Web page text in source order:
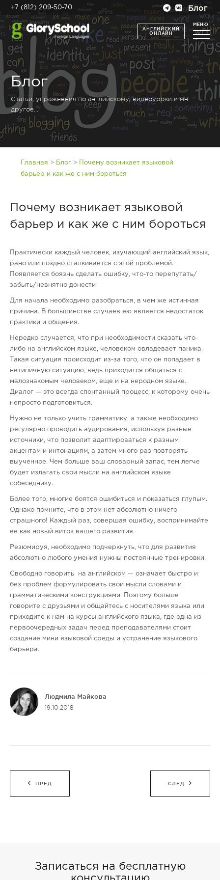
+7 (812) 209-50-70 Блог
АНГЛИЙСКИЙ
ОНЛАЙН
МЕНЮ
Блог
Статьи, упражнения по английскому, видеоуроки и мн.
другое...
Главная > Блог > Почему возникает языковой
барьер и как же с ним бороться
Почему возникает языковой
барьер и как же с ним бороться
Практически каждый человек, изучающий английский язык,
рано или поздно сталкивается с этой проблемой.
Появляется боязнь сделать ошибку, что-то перепутать/
забыть/невнятно донести
Для начала необходимо разобраться, в чем же истинная
причина. В большинстве случаев ею является недостаток
практики и общения.
Нередко случается, что при необходимости сказать что-
либо на английском языке, человеком овладевает паника.
Такая ситуация происходит из-за того, что он попадает в
нетипичную ситуацию, ведь приходится общаться с
малознакомым человеком, еще и на неродном языке.
Диалог — это всегда спонтанный процесс, к которому очень
непросто подготовиться.
Нужно не только учить грамматику, а также необходимо
регулярно проводить аудирования, используя разные
источники, что позволит адаптироваться к разным
акцентам и интонациям, а затем много раз повторять
выученное. Чем больше ваш словарный запас, тем легче
будет излагать свои мысли на английском языке
собеседнику.
Более того, многие боятся ошибиться и показаться глупым.
Однако помните, что в этом нет абсолютно ничего
страшного! Каждый раз, совершая ошибку, воспринимайте
ее как новый виток вашего развития.
Резюмируя, необходимо подчеркнуть, что для развития
абсолютно любого умения нужны постоянные тренировки.
Свободно говорить на английском — означает быстро и
без проблем формулировать свои мысли словами и
грамматическими конструкциями. Поэтому больше
говорите с друзьями и общайтесь с носителями языка или
приходите к нам на курсы английского языка, где одна из
первоочередных задач перед преподавателями стоит
создание мини языковой среды и устранение языкового
барьера.
Людмила Майкова
19.10.2018
ПРЕД СЛЕД
Записаться на бесплатную